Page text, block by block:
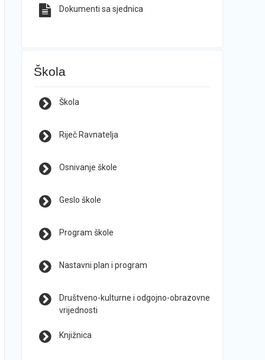
Dokumenti sa sjednica
Škola
Škola
Riječ Ravnatelja
Osnivanje škole
Geslo škole
Program škole
Nastavni plan i program
Društveno-kulturne i odgojno-obrazovne
vrijednosti
Knjižnica